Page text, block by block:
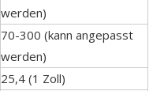
werden)
70-300 (kann angepasst
werden)
25,4 (1 Zoll)